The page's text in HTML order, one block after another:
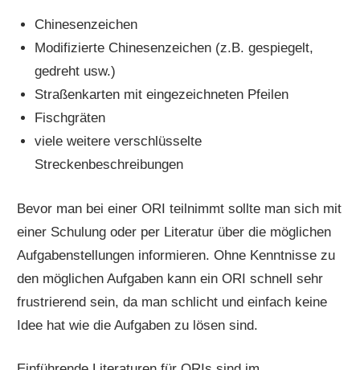
Chinesenzeichen
Modifizierte Chinesenzeichen (z.B. gespiegelt,
gedreht usw.)
Straßenkarten mit eingezeichneten Pfeilen
Fischgräten
viele weitere verschlüsselte
Streckenbeschreibungen
Bevor man bei einer ORI teilnimmt sollte man sich mit
einer Schulung oder per Literatur über die möglichen
Aufgabenstellungen informieren. Ohne Kenntnisse zu
den möglichen Aufgaben kann ein ORI schnell sehr
frustrierend sein, da man schlicht und einfach keine
Idee hat wie die Aufgaben zu lösen sind.